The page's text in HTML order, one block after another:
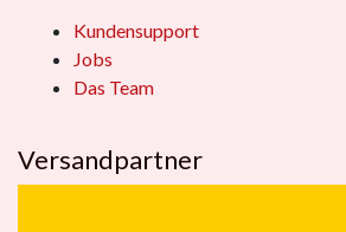
Kundensupport
Jobs
Das Team
Versandpartner